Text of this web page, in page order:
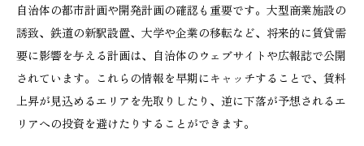
自治体の都市計画や開発計画の確認も重要です。大型商業施設の
誘致、鉄道の新駅設置、大学や企業の移転など、将来的に賃貸需
要に影響を与える計画は、自治体のウェブサイトや広報誌で公開
されています。これらの情報を早期にキャッチすることで、賃料
上昇が見込めるエリアを先取りしたり、逆に下落が予想されるエ
リアへの投資を避けたりすることができます。